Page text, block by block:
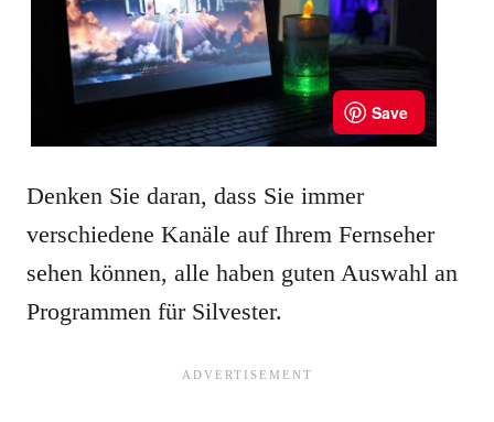
Denken Sie daran, dass Sie immer
verschiedene Kanäle auf Ihrem Fernseher
sehen können, alle haben guten Auswahl an
Programmen für Silvester.